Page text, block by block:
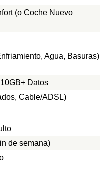
(o Coche Nuevo
Agua, Basuras)
Datos
Cable/ADSL)
de semana)